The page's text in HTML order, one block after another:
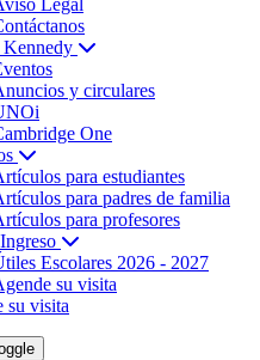
Legal
y circulares
One
para estudiantes
para padres de familia
para profesores
Escolares 2026 - 2027
su visita
su visita